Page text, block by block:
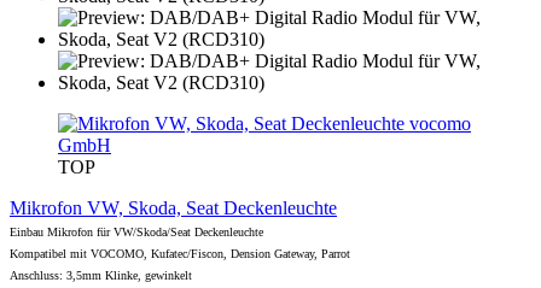
vocomo
GmbH
TOP
Mikrofon VW, Skoda, Seat Deckenleuchte
Einbau Mikrofon für VW/Skoda/Seat Deckenleuchte
Kompatibel mit VOCOMO, Kufatec/Fiscon, Dension Gateway, Parrot
Anschluss: 3,5mm Klinke, gewinkelt